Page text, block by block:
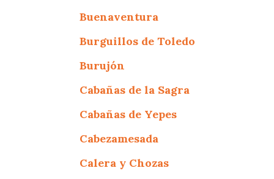
Buenaventura
Burguillos de Toledo
Burujón
Cabañas de la Sagra
Cabañas de Yepes
Cabezamesada
Calera y Chozas